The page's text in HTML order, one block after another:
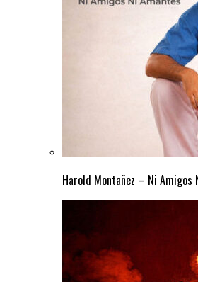
Harold Montañez – Ni Amigos